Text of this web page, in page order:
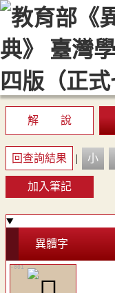
::: 最新消息 常見
解 說
回查詢結果 | 小
加入筆記
異體字